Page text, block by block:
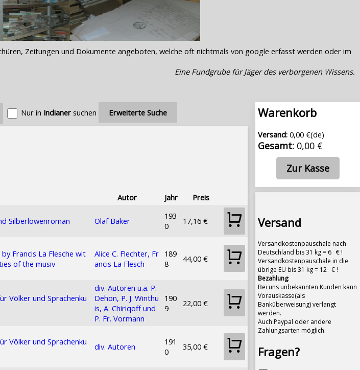
Zeitungen und Dokumente angeboten, welche oft nichtmals von google erfasst werden oder im
Eine Fundgrube für Jäger des verborgenen Wissens.
Warenkorb
Versand: 0,00 €(de)
Gesamt: 0,00 €
Zur Kasse
Versand
Versandkostenpauschale nach
Deutschland bis 31 kg = 6 € !
Versandkostenpauschale in die
übrige EU bis 31 kg = 12 € !
Bezahlung:
Bei uns unbekannten Kunden kann
Vorauskasse(als
Banküberweisung) verlangt
werden.
Auch Paypal oder andere
Zahlungsarten möglich.
Fragen?
Nur in Indianer suchen Erweiterte Suche
Autor Jahr Preis
Silberlöwenroman Olaf Baker
193
0
17,16 €
Francis La Flesche wit
of the musiv
Alice C. Flechter, Fr
ancis La Flesch
189
8
44,00 €
Völker und Sprachenku
div. Autoren u.a. P.
Dehon, P. J. Winthu
is, A. Chiriqoff und
P. Fr. Vormann
190
9
22,00 €
Völker und Sprachenku
div. Autoren
191
0
35,00 €